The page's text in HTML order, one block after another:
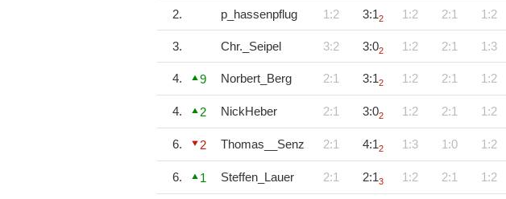
2. p_hassenpflug 1:2 3:12 1:2 2:1 1:2
3. Chr._Seipel 3:2 3:02 1:2 2:1 1:3
4. 9 Norbert_Berg 2:1 3:12 1:2 2:1 1:2
4. 2 NickHeber 2:1 3:02 1:2 2:1 1:2
6. 2 Thomas__Senz 2:1 4:12 1:3 1:0 1:2
6. 1 Steffen_Lauer 2:1 2:13 1:2 2:1 1:2